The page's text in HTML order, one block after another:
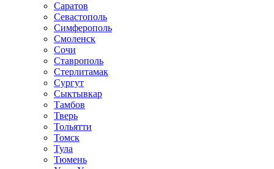
Саратов
Севастополь
Симферополь
Смоленск
Сочи
Ставрополь
Стерлитамак
Сургут
Сыктывкар
Тамбов
Тверь
Тольятти
Томск
Тула
Тюмень